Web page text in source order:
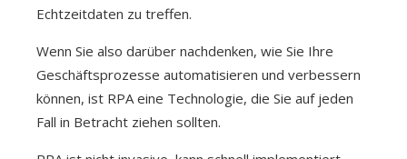
Echtzeitdaten zu treffen.
Wenn Sie also darüber nachdenken, wie Sie Ihre
Geschäftsprozesse automatisieren und verbessern
können, ist RPA eine Technologie, die Sie auf jeden
Fall in Betracht ziehen sollten.